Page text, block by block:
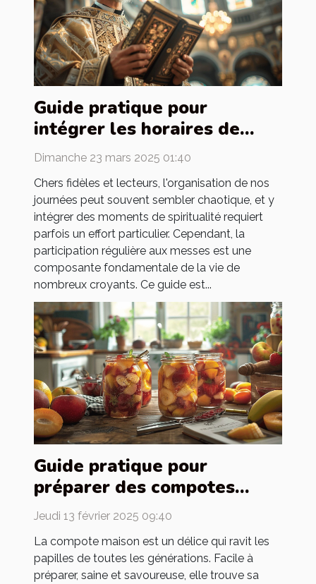
Guide pratique pour
intégrer les horaires de
messes dans votre
Dimanche 23 mars 2025 01:40
Chers fidèles et lecteurs, l'organisation de nos
journées peut souvent sembler chaotique, et y
intégrer des moments de spiritualité requiert
parfois un effort particulier. Cependant, la
participation régulière aux messes est une
composante fondamentale de la vie de
nombreux croyants. Ce guide est...
Guide pratique pour
préparer des compotes
maison pour toute la famille
Jeudi 13 février 2025 09:40
La compote maison est un délice qui ravit les
papilles de toutes les générations. Facile à
préparer, saine et savoureuse, elle trouve sa